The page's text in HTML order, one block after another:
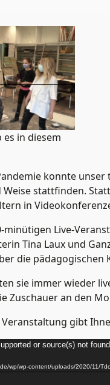
es in diesem
konnte unser
stattfinden.
in
minütigen Live-
Tina Laux und
die pädagogischen
sie immer wieder
Zuschauer an den
gibt
or source(s) not found
wp/wp-content/uploads/2020/11/